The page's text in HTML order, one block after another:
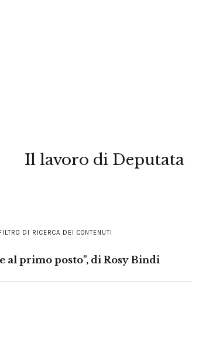
Il lavoro di Deputata
DI RICERCA DEI CONTENUTI
al primo posto", di Rosy Bindi